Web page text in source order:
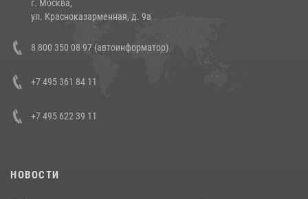
14 июля 2026, 12:20
В Росгвардии прошла военно-научная конференция по обобщению
боевого опыта
г. Москва,
ул. Красноказарменная, д. 9а
8 800 350 08 97 (автоинформатор)
+7 495 361 84 11
+7 495 622 39 11
НОВОСТИ